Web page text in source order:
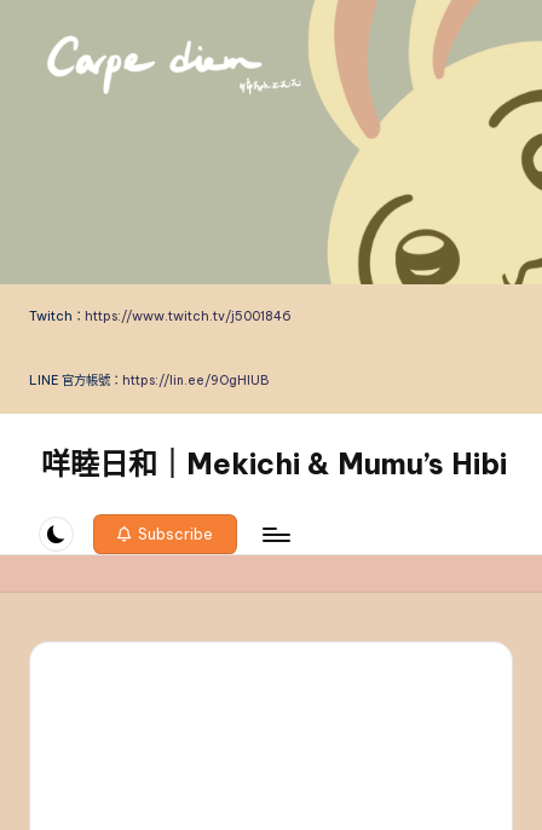
Twitch： https://www.twitch.tv/j5001846
LINE 官方帳號： https://lin.ee/9OgHlUB
咩睦日和｜Mekichi & Mumu’s Hibi
diem!
Subscribe